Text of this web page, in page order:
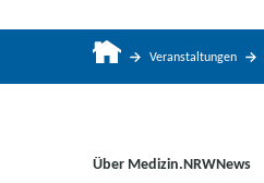
Veranstaltungen
Über Medizin.NRWNews